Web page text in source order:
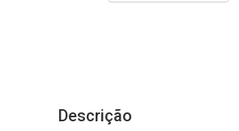
Descrição